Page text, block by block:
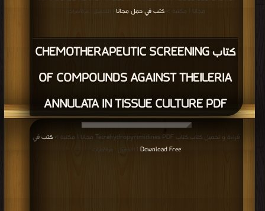
مرة/مرات
كتاب CHEMOTHERAPEUTIC SCREENING
OF COMPOUNDS AGAINST THEILERIA
ANNULATA IN TISSUE CULTURE PDF
مجانا | مكتبة >كتب في حمل مجانا | التحميل : مرة/مرات
قراءة و تحميل كتاب كتاب Tetrahydropyrimidines PDF مجانا | مكتبة >
كتب في
Download Free
| التحميل : مرة/مرات